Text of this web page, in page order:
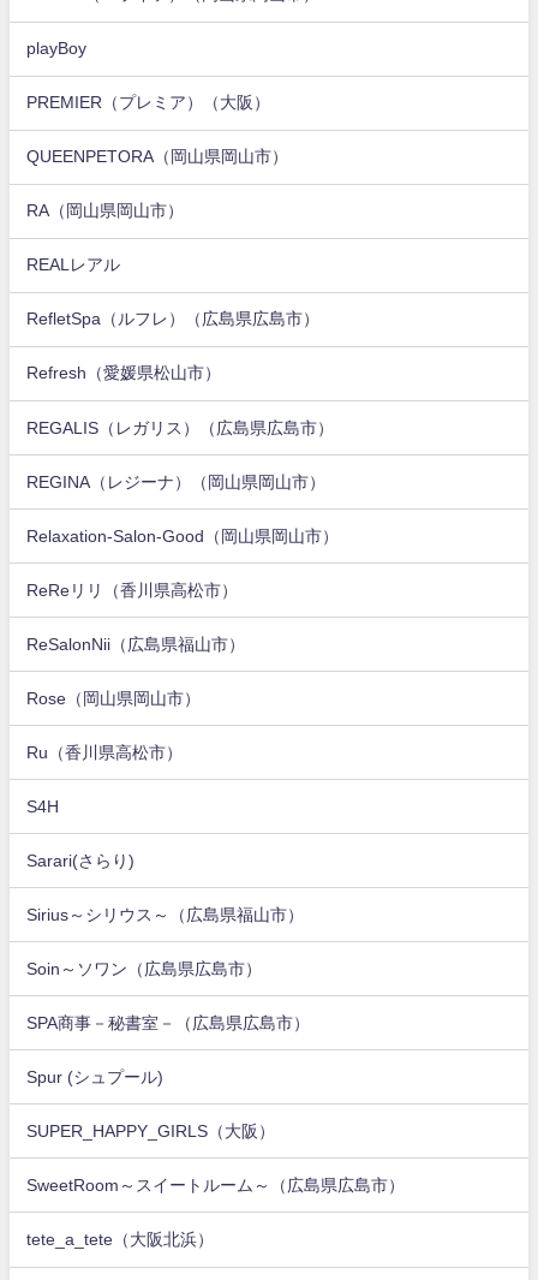
playBoy
PREMIER（プレミア）（大阪）
QUEENPETORA（岡山県岡山市）
RA（岡山県岡山市）
REALレアル
RefletSpa（ルフレ）（広島県広島市）
Refresh（愛媛県松山市）
REGALIS（レガリス）（広島県広島市）
REGINA（レジーナ）（岡山県岡山市）
Relaxation-Salon-Good（岡山県岡山市）
ReReリリ（香川県高松市）
ReSalonNii（広島県福山市）
Rose（岡山県岡山市）
Ru（香川県高松市）
S4H
Sarari(さらり)
Sirius～シリウス～（広島県福山市）
Soin～ソワン（広島県広島市）
SPA商事－秘書室－（広島県広島市）
Spur (シュプール)
SUPER_HAPPY_GIRLS（大阪）
SweetRoom～スイートルーム～（広島県広島市）
tete_a_tete（大阪北浜）